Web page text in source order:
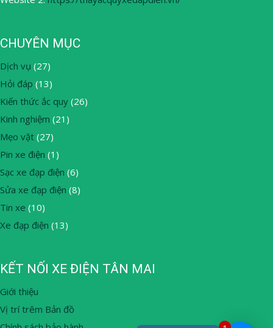
CHUYÊN MỤC
Dịch vụ (27)
Hỏi đáp (13)
Kiến thức ắc quy (26)
Kinh nghiệm (21)
Mẹo vặt (27)
Pin xe điện (1)
Sạc xe đạp điện (6)
Sửa xe đạp điện (8)
Tin xe (10)
Xe đạp điện (13)
KẾT NỐI XE ĐIỆN TÂN MAI
Giới thiệu
Vị trí trêm Bản đồ